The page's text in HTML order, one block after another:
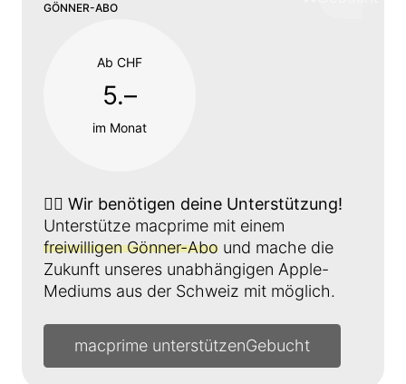
GÖNNER-ABO
Ab CHF
5.–
im Monat
👉🏼 Wir benötigen deine Unterstützung!
Unterstütze macprime mit einem
freiwilligen Gönner-Abo und mache die
Zukunft unseres unabhängigen Apple-
Mediums aus der Schweiz mit möglich.
macprime unterstützen